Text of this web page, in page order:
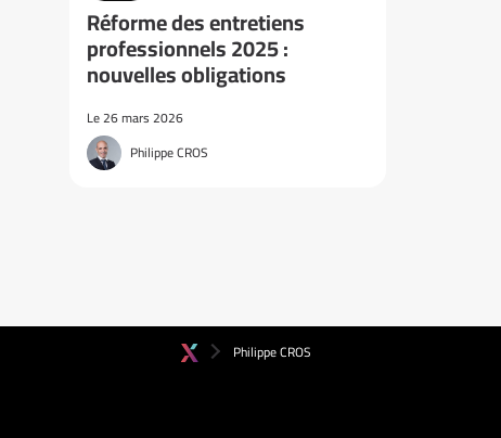
Réforme des entretiens
professionnels 2025 :
nouvelles obligations
Le 26 mars 2026
Philippe CROS
Philippe CROS